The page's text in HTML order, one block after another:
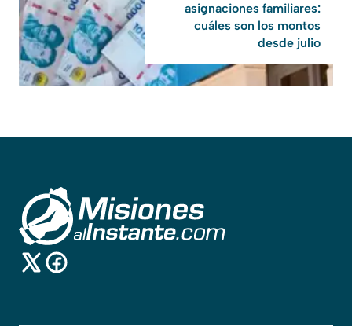
asignaciones familiares:
cuáles son los montos
desde julio